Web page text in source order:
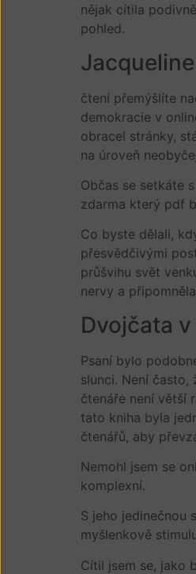
nějak cítila
pohled.
čtení přemýšlíte
demokracie v
obracel stránky,
na úroveň
Občas se setkáte
zdarma který pdf
Co byste dělali,
přesvědčivými
průšvihu svět
nervy a
Dvojčata
Psaní bylo
slunci. Není
čtenáře není větší
tato kniha byla
čtenářů, aby
Nemohl jsem se
komplexní.
S jeho jedinečnou
myšlenkově
Cítil jsem se, jako